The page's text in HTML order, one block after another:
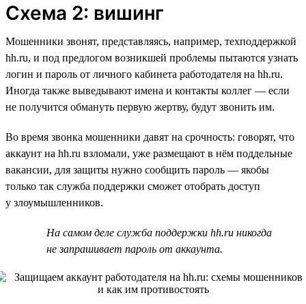
Схема 2: вишинг
Мошенники звонят, представляясь, например, техподдержкой
hh.ru, и под предлогом возникшей проблемы пытаются узнать
логин и пароль от личного кабинета работодателя на hh.ru.
Иногда также выведывают имена и контакты коллег — если
не получится обмануть первую жертву, будут звонить им.
Во время звонка мошенники давят на срочность: говорят, что
аккаунт на hh.ru взломали, уже размещают в нём поддельные
вакансии, для защиты нужно сообщить пароль — якобы
только так служба поддержки сможет отобрать доступ
у злоумышленников.
На самом деле служба поддержки hh.ru никогда
не запрашивает пароль от аккаунта.